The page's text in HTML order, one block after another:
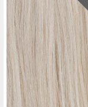
#1 Svart -